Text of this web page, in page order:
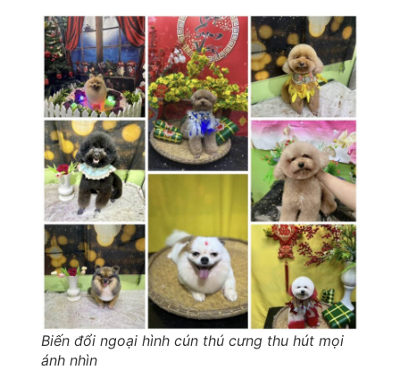
Biến đổi ngoại hình cún thú cưng thu hút mọi
ánh nhìn